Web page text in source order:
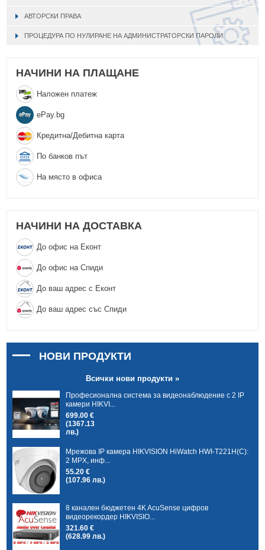
АВТОРСКИ ПРАВА
ПРОЦЕДУРА ПО НУЛИРАНЕ НА АДМИНИСТРАТОРСКИ ПАРОЛИ
НАЧИНИ НА ПЛАЩАНЕ
Наложен платеж
еPay.bg
Кредитна/Дебитна карта
По банков път
На място в офиса
НАЧИНИ НА ДОСТАВКА
До офис на Еконт
До офис на Спиди
До ваш адрес с Еконт
До ваш адрес със Спиди
НОВИ ПРОДУКТИ
Всички нови продукти »
Професионална система за видеонаблюдение с 2 IP
камери HIKVI...
699.00 €
(1367.13
лв.)
Мрежова IP камера HIKVISION HiWatch HWI-T221H(C):
2 MPX, инф...
55.20 €
(107.96 лв.)
8 канален бюджетен 4K AcuSense цифров
видеорекордер HIKVISIO...
321.60 €
(628.99 лв.)